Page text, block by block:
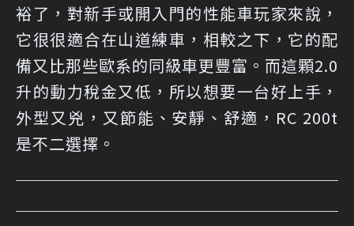
裕了，對新手或開入門的性能車玩家來說，
它很很適合在山道練車，相較之下，它的配
備又比那些歐系的同級車更豐富。而這顆2.0
升的動力稅金又低，所以想要一台好上手，
外型又兇，又節能、安靜、舒適，RC 200t
是不二選擇。